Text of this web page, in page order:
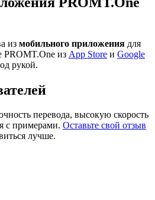
из мобильного приложения для
PROMT.One из App Store и Google
рукой.
перевода, высокую скорость
с примерами. Оставьте свой отзыв
лучше.